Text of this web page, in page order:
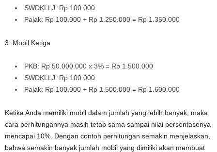
SWDKLLJ: Rp 100.000
Pajak: Rp 100.000 + Rp 1.250.000 = Rp 1.350.000
3. Mobil Ketiga
PKB: Rp 50.000.000 x 3% = Rp 1.500.000
SWDKLLJ: Rp 100.000
Pajak: Rp 100.000 + Rp 1.500.000 = Rp 1.600.000
Ketika Anda memiliki mobil dalam jumlah yang lebih banyak, maka
cara perhitungannya masih tetap sama sampai nilai persentasenya
mencapai 10%. Dengan contoh perhitungan semakin menjelaskan,
bahwa semakin banyak jumlah mobil yang dimiliki akan membuat